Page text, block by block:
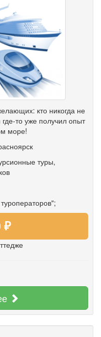
кто никогда не
где-то уже получил опыт
море!
туры,
₽